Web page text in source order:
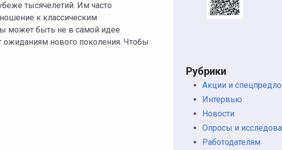
тысячелетий. Им часто
к классическим
может быть не в самой идее
ожиданиям нового поколения. Чтобы
Рубрики
Акции и
Интервью
Новости
Опросы и
Работодателям